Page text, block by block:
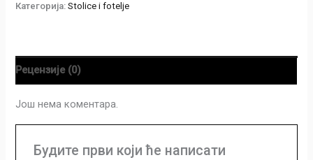
Категорија:Stolice i fotelje
Рецензије (0)
Још нема коментара.
Будите први који ће написати